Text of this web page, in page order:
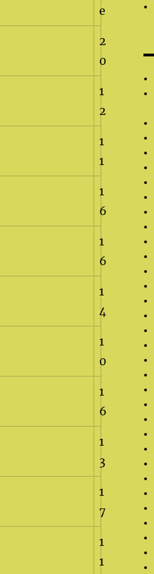
e
2
0
1
2
1
1
1
6
1
6
1
4
1
0
1
6
1
3
1
7
1
1